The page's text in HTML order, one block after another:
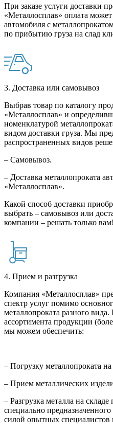
При заказе услуги доставки
«Металлосплав» оплата
автомобиля с
по прибытию груза на слад
3. Доставка или самовывоз
Выбрав товар по каталогу
«Металлосплав» и
номенклатурой
видом доставки груза. Мы
распространенных видов
– Самовывоз.
– Доставка металлопроката
«Металлосплав».
Какой способ доставки
выбрать – самовывоз или
компании – решать только вам!
4. Прием и разгрузка
Компания «Металлосплав»
спектр услуг помимо
металлопроката разного
ассортимента продукции
мы можем обеспечить:
– Погрузку металлопроката
– Прием металлических
– Разгрузка металла на
специально
силой опытных